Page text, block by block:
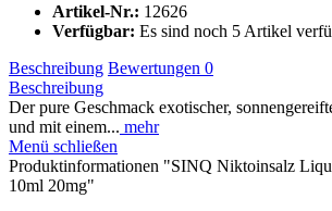
Artikel-Nr.: 12626
Verfügbar: Es sind noch 5 Artikel
Beschreibung Bewertungen 0
Beschreibung
Der pure Geschmack exotischer,
und mit einem... mehr
Menü schließen
Produktinformationen "SINQ Niktoinsalz
10ml 20mg"